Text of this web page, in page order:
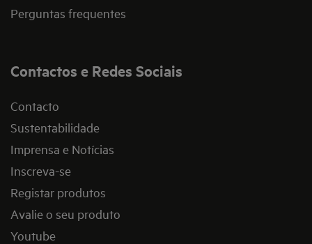
Perguntas frequentes
Contactos e Redes Sociais
Contacto
Sustentabilidade
Imprensa e Notícias
Inscreva-se
Registar produtos
Avalie o seu produto
Youtube